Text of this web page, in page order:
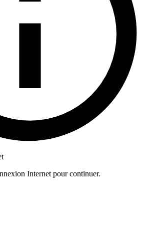
Internet pour continuer.